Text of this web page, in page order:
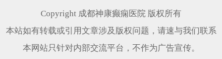
Copyright 成都神康癫痫医院 版权所有
本站如有转载或引用文章涉及版权问题，请速与我们联系
本网站只针对内部交流平台，不作为广告宣传。